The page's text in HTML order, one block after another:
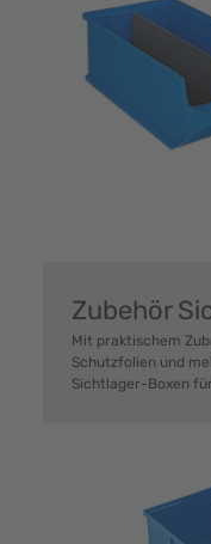
Zubehör
Mit praktischem
Schutzfolien und
Sichtlager-Boxen